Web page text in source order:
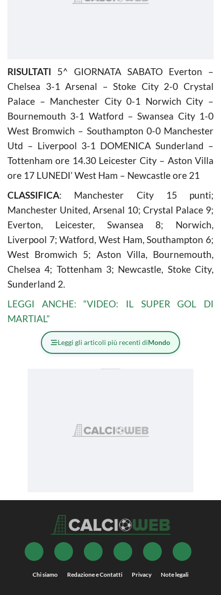
RISULTATI 5^ GIORNATA SABATO Everton –
Chelsea 3-1 Arsenal – Stoke City 2-0 Crystal
Palace – Manchester City 0-1 Norwich City –
Bournemouth 3-1 Watford – Swansea City 1-0
West Bromwich – Southampton 0-0 Manchester
Utd – Liverpool 3-1 DOMENICA Sunderland –
Tottenham ore 14.30 Leicester City – Aston Villa
ore 17 LUNEDI’ West Ham – Newcastle ore 21
CLASSIFICA: Manchester City 15 punti;
Manchester United, Arsenal 10; Crystal Palace 9;
Everton, Leicester, Swansea 8; Norwich,
Liverpool 7; Watford, West Ham, Southampton 6;
West Bromwich 5; Aston Villa, Bournemouth,
Chelsea 4; Tottenham 3; Newcastle, Stoke City,
Sunderland 2.
LEGGI ANCHE: “VIDEO: IL SUPER GOL DI
MARTIAL”
Leggi gli articoli più recenti diMondo
Chi siamo Redazione e Contatti Privacy Note legali